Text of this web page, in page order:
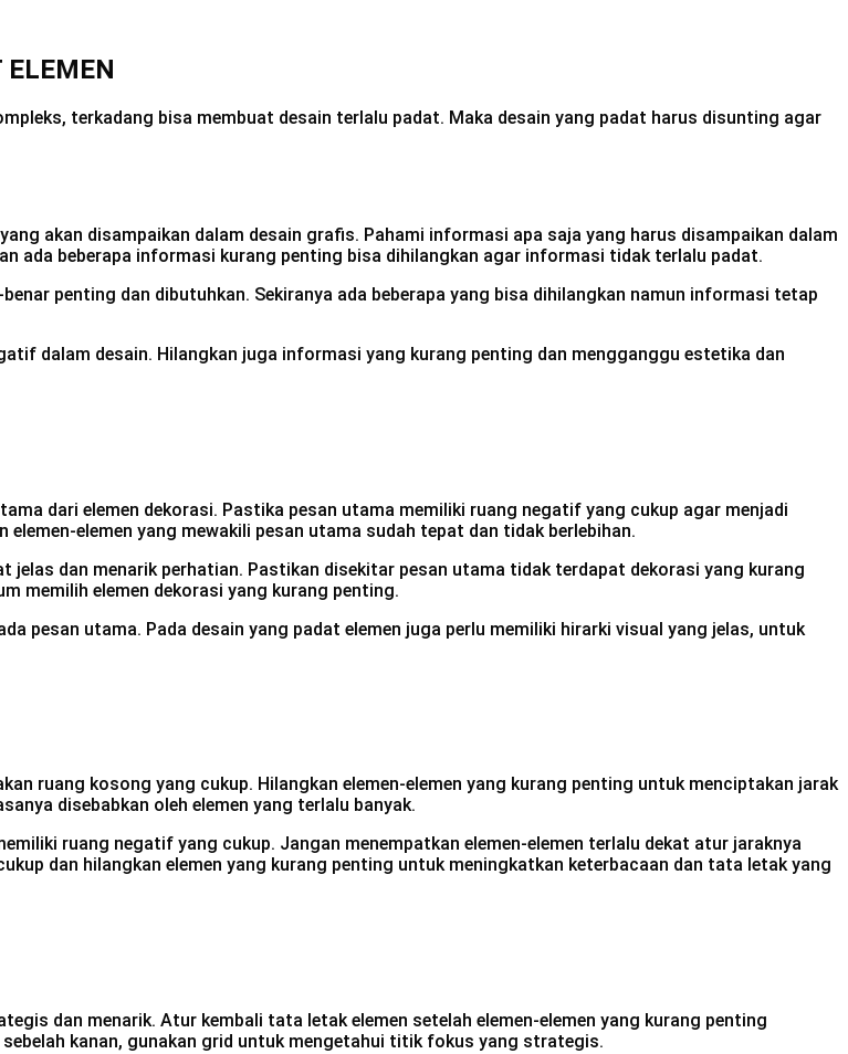
ELEMEN
terkadang bisa membuat desain terlalu padat. Maka desain yang padat harus disunting agar
akan disampaikan dalam desain grafis. Pahami informasi apa saja yang harus disampaikan dalam
ada beberapa informasi kurang penting bisa dihilangkan agar informasi tidak terlalu padat.
penting dan dibutuhkan. Sekiranya ada beberapa yang bisa dihilangkan namun informasi tetap
dalam desain. Hilangkan juga informasi yang kurang penting dan mengganggu estetika dan
dari elemen dekorasi. Pastika pesan utama memiliki ruang negatif yang cukup agar menjadi
elemen yang mewakili pesan utama sudah tepat dan tidak berlebihan.
jelas dan menarik perhatian. Pastikan disekitar pesan utama tidak terdapat dekorasi yang kurang
memilih elemen dekorasi yang kurang penting.
pesan utama. Pada desain yang padat elemen juga perlu memiliki hirarki visual yang jelas, untuk
ruang kosong yang cukup. Hilangkan elemen-elemen yang kurang penting untuk menciptakan jarak
disebabkan oleh elemen yang terlalu banyak.
ruang negatif yang cukup. Jangan menempatkan elemen-elemen terlalu dekat atur jaraknya
dan hilangkan elemen yang kurang penting untuk meningkatkan keterbacaan dan tata letak yang
dan menarik. Atur kembali tata letak elemen setelah elemen-elemen yang kurang penting
kanan, gunakan grid untuk mengetahui titik fokus yang strategis.